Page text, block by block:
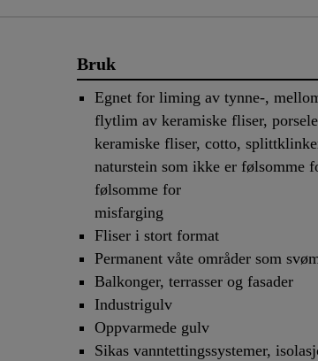
Bruk
Egnet for liming av tynne-,
flytlim av keramiske fliser,
keramiske fliser, cotto,
naturstein som ikke er følsomme
følsomme for
misfarging
Fliser i stort format
Permanent våte områder som
Balkonger, terrasser og fasader
Industrigulv
Oppvarmede gulv
Sikas vanntettingssystemer,